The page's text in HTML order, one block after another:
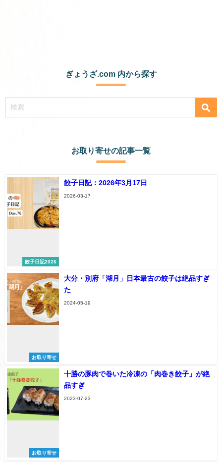
ぎょうざ.com 内から探す
お取り寄せの記事一覧
餃子日記2026
餃子日記：2026年3月17日
2026-03-17
お取り寄せ
大分・別府「湖月」日本最古の餃子は絶品すぎ
た
2024-05-19
お取り寄せ
十勝の豚肉で巻いた冷凍の「肉巻き餃子」が絶
品すぎ
2023-07-23